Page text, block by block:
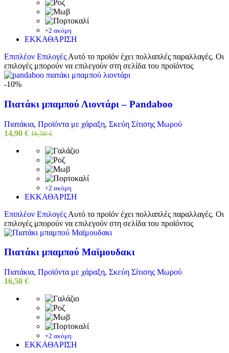
+2 ακόμη
ΕΚΚΑΘΑΡΙΣΗ
Επιπλέον Επιλογές Αυτό το προϊόν έχει πολλαπλές παραλλαγές. Οι
επιλογές μπορούν να επιλεγούν στη σελίδα του προϊόντος
-10%
Πιατάκι μπαμπού Λιοντάρι – Pandaboo
Πιατάκια, Προϊόντα με χάραξη, Σκεύη Σίτισης Μωρού
14,90 € 16,50€
+2 ακόμη
ΕΚΚΑΘΑΡΙΣΗ
Επιπλέον Επιλογές Αυτό το προϊόν έχει πολλαπλές παραλλαγές. Οι
επιλογές μπορούν να επιλεγούν στη σελίδα του προϊόντος
Πιατάκι μπαμπού Μαϊμουδακι
Πιατάκια, Προϊόντα με χάραξη, Σκεύη Σίτισης Μωρού
16,50 €
+2 ακόμη
ΕΚΚΑΘΑΡΙΣΗ